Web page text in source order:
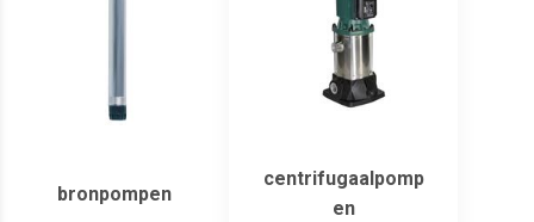
bronpompen
centrifugaalpomp
en